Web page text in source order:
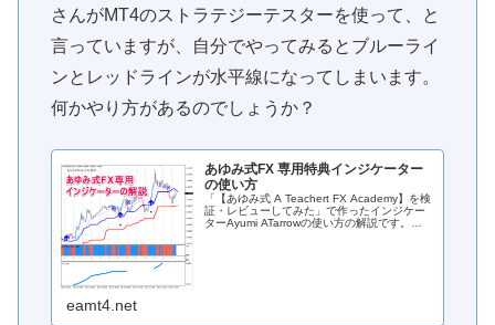
さんがMT4のストラテジーテスターを使って、と
言っていますが、自分でやってみるとブルーライ
ンとレッドラインが水平線になってしまいます。
何かやり方があるのでしょうか？
あゆみ式FX 専用特典インジケーター
の使い方
「【あゆみ式 A Teachert FX Academy】を検
証・レビューしてみた」で作ったインジケー
ターAyumi ATarrowの使い方の解説です。
eamt4.net